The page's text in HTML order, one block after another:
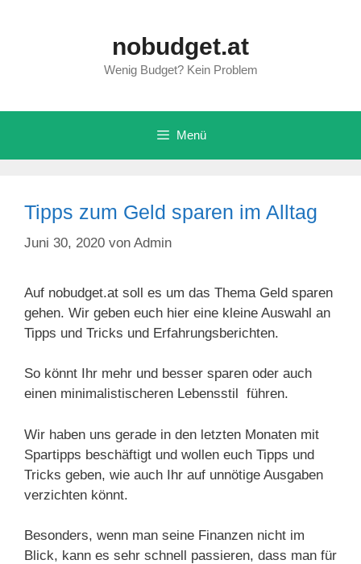
nobudget.at
Wenig Budget? Kein Problem
Menü
Tipps zum Geld sparen im Alltag
Juni 30, 2020 von Admin
Auf nobudget.at soll es um das Thema Geld sparen
gehen. Wir geben euch hier eine kleine Auswahl an
Tipps und Tricks und Erfahrungsberichten.
So könnt Ihr mehr und besser sparen oder auch
einen minimalistischeren Lebensstil führen.
Wir haben uns gerade in den letzten Monaten mit
Spartipps beschäftigt und wollen euch Tipps und
Tricks geben, wie auch Ihr auf unnötige Ausgaben
verzichten könnt.
Besonders, wenn man seine Finanzen nicht im
Blick, kann es sehr schnell passieren, dass man für